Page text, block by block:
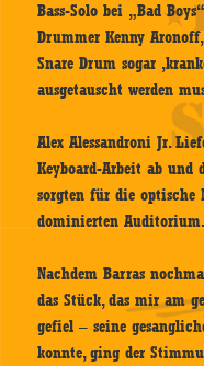
Bass-Solo bei „Bad
Drummer Kenny
Snare Drum sogar
ausgetauscht werden
Alex Alessandroni Jr.
Keyboard-Arbeit ab und
sorgten für die optische
dominierten Auditorium.
Nachdem Barras
das Stück, das mir am
gefiel – seine
konnte, ging der